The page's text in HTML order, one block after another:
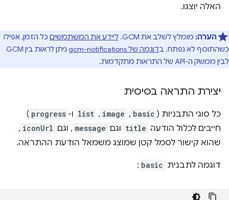
האלה יוצגו.
הערה: מומלץ לשלב את GCM. ליידע את המשתמשים כל הזמן, אפילו
כשהתוסף לא נפתח. בדוגמה של gcm-notifications
ניתן לראות בין GCM
לבין ממשק ה-API של התראות מתקדמות.
יצירת התראה בסיסית
כל סוגי התבניות ( basic
,
image
,
list ו- progress
)
חייבים לכלול הודעה title וגם message , וגם iconUrl
,
שהוא קישור לסמל קטן שמוצג משמאל הודעת ההתראה.
דוגמה לתבנית basic
: